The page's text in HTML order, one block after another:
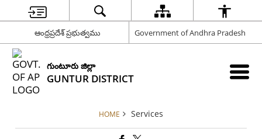
ఆంధ్రప్రదేశ్ ప్రభుత్వము Government of Andhra Pradesh
గుంటూరు జిల్లా
GUNTUR DISTRICT
HOME Services